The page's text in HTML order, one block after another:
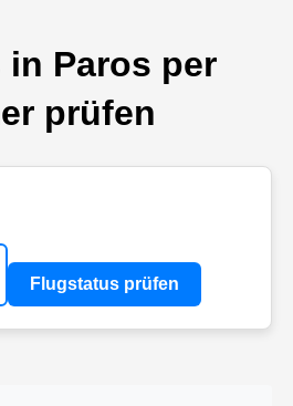
Paros per
prüfen
Flugstatus prüfen